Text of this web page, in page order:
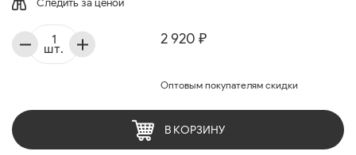
Следить за ценой
2 920 ₽
Оптовым покупателям скидки
шт.
В КОРЗИНУ